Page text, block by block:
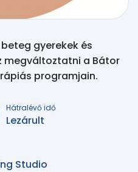
gyerekek és
megváltoztatni a Bátor
programjain.
Hátralévő idő
Lezárult
Studio